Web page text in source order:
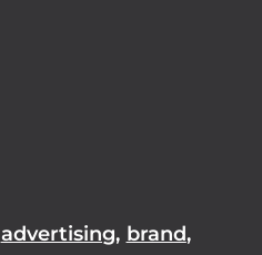
advertising, brand,